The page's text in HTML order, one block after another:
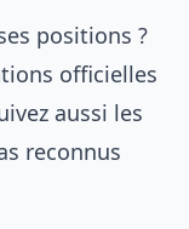
positions ?
officielles
aussi les
reconnus